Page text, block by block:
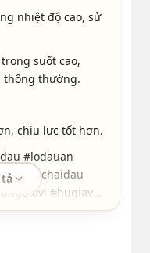
nhiệt độ cao, sử
suốt cao,
thông thường.
chịu lực tốt hơn.
#lodauan
#chaidau
#hugiavi